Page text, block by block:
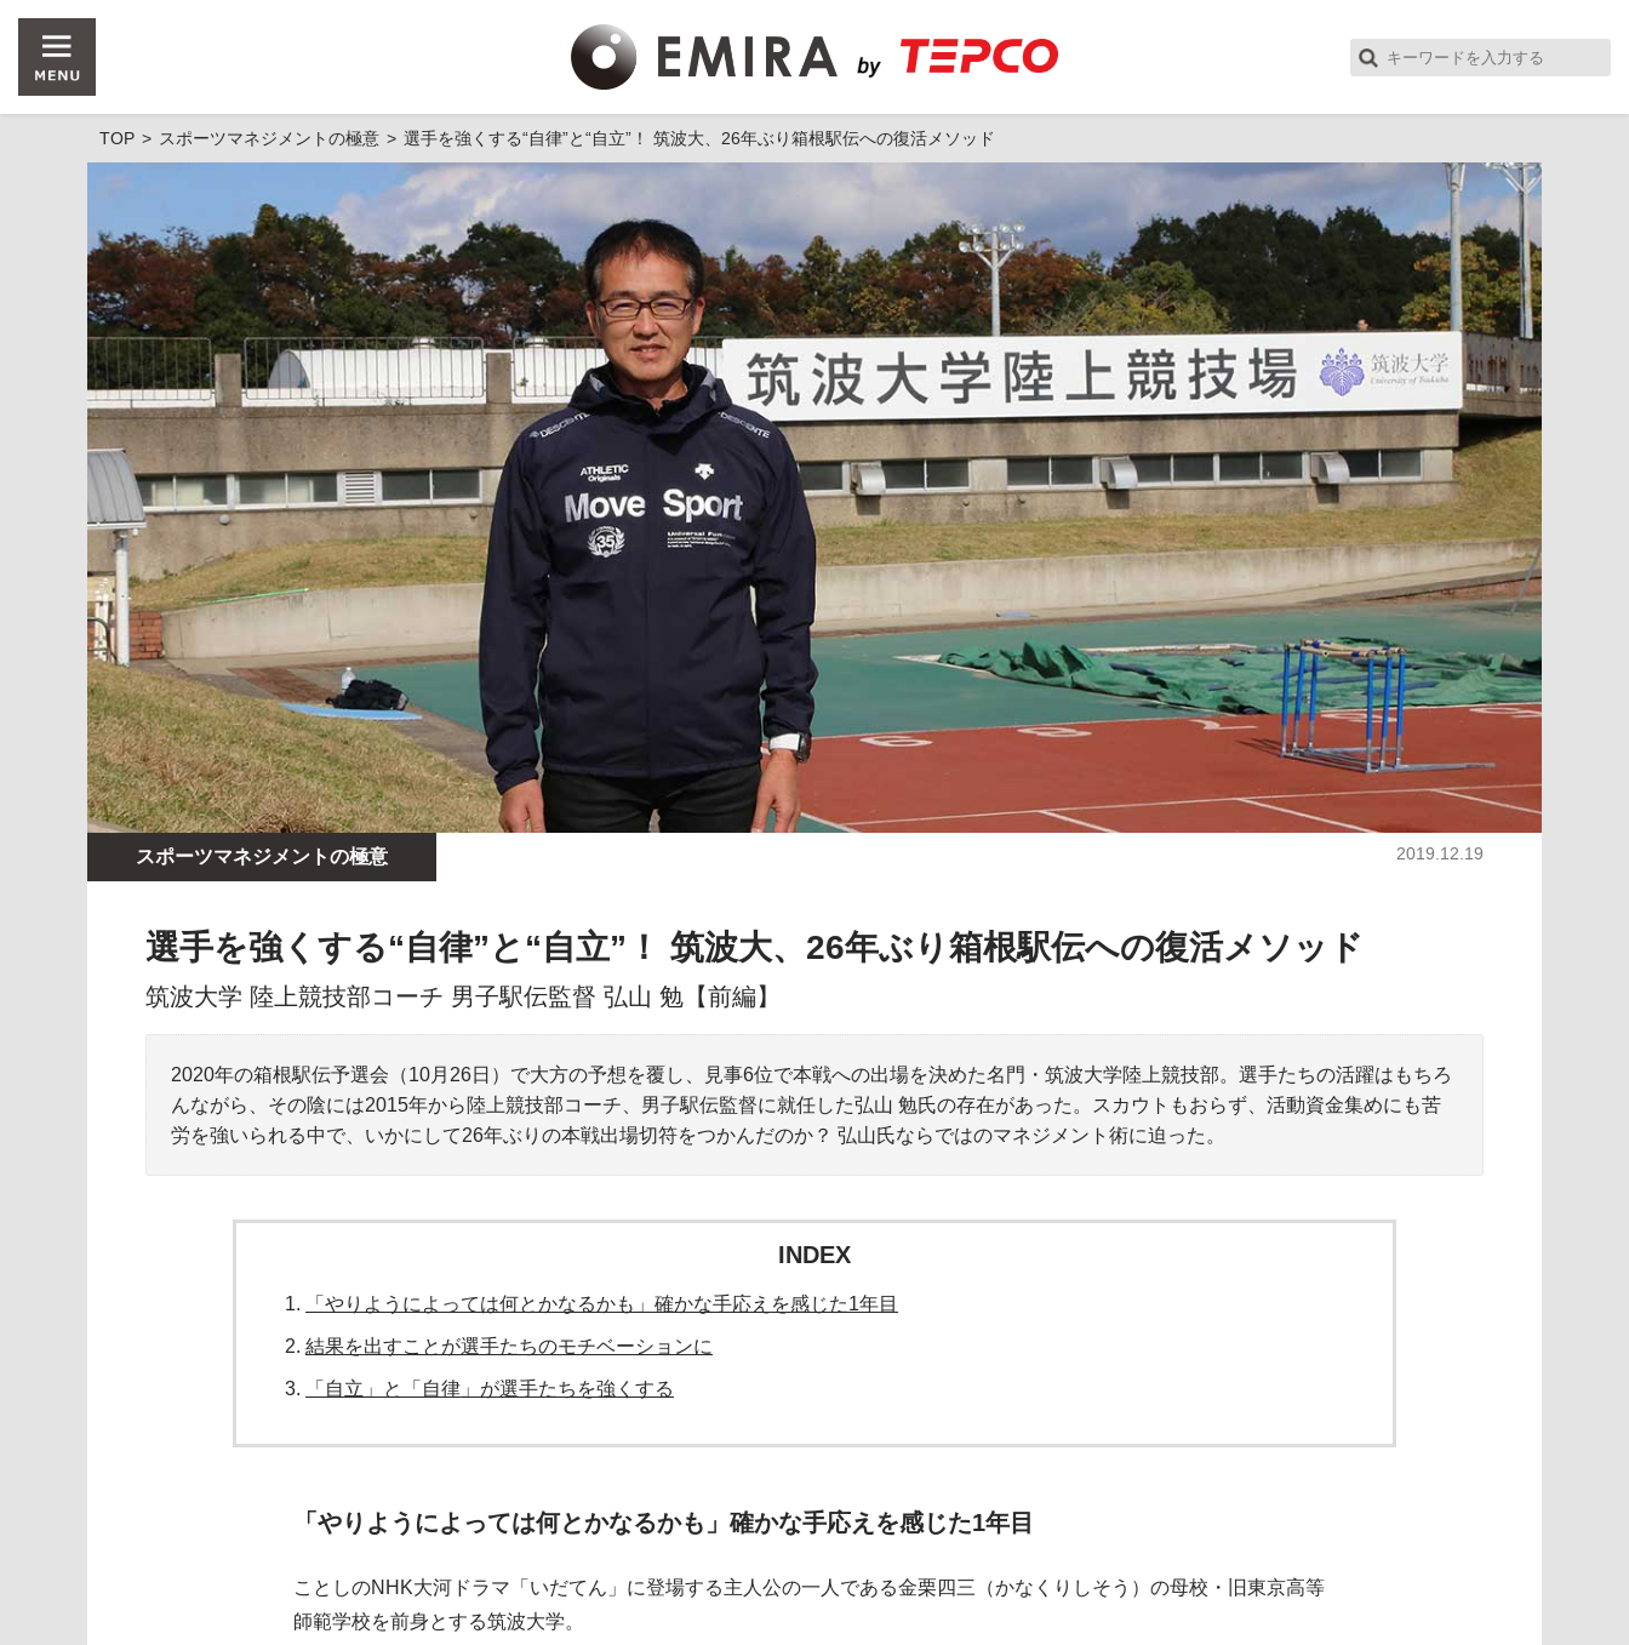
TOP スポーツマネジメントの極意 選手を強くする“自律”と“自立”！ 筑波大、26年ぶり箱根駅伝への復活メソッド
スポーツマネジメントの極意 2019.12.19
選手を強くする“自律”と“自立”！ 筑波大、26年ぶり箱根駅伝への復活メソッド
筑波大学 陸上競技部コーチ 男子駅伝監督 弘山 勉【前編】
2020年の箱根駅伝予選会（10月26日）で大方の予想を覆し、見事6位で本戦への出場を決めた名門・筑波大学陸上競技部。選手たちの活躍はもちろ
んながら、その陰には2015年から陸上競技部コーチ、男子駅伝監督に就任した弘山 勉氏の存在があった。スカウトもおらず、活動資金集めにも苦
労を強いられる中で、いかにして26年ぶりの本戦出場切符をつかんだのか？ 弘山氏ならではのマネジメント術に迫った。
INDEX
「やりようによっては何とかなるかも」確かな手応えを感じた1年目
結果を出すことが選手たちのモチベーションに
「自立」と「自律」が選手たちを強くする
「やりようによっては何とかなるかも」確かな手応えを感じた1年目
ことしのNHK大河ドラマ「いだてん」に登場する主人公の一人である金栗四三（かなくりしそう）の母校・旧東京高等
師範学校を前身とする筑波大学。